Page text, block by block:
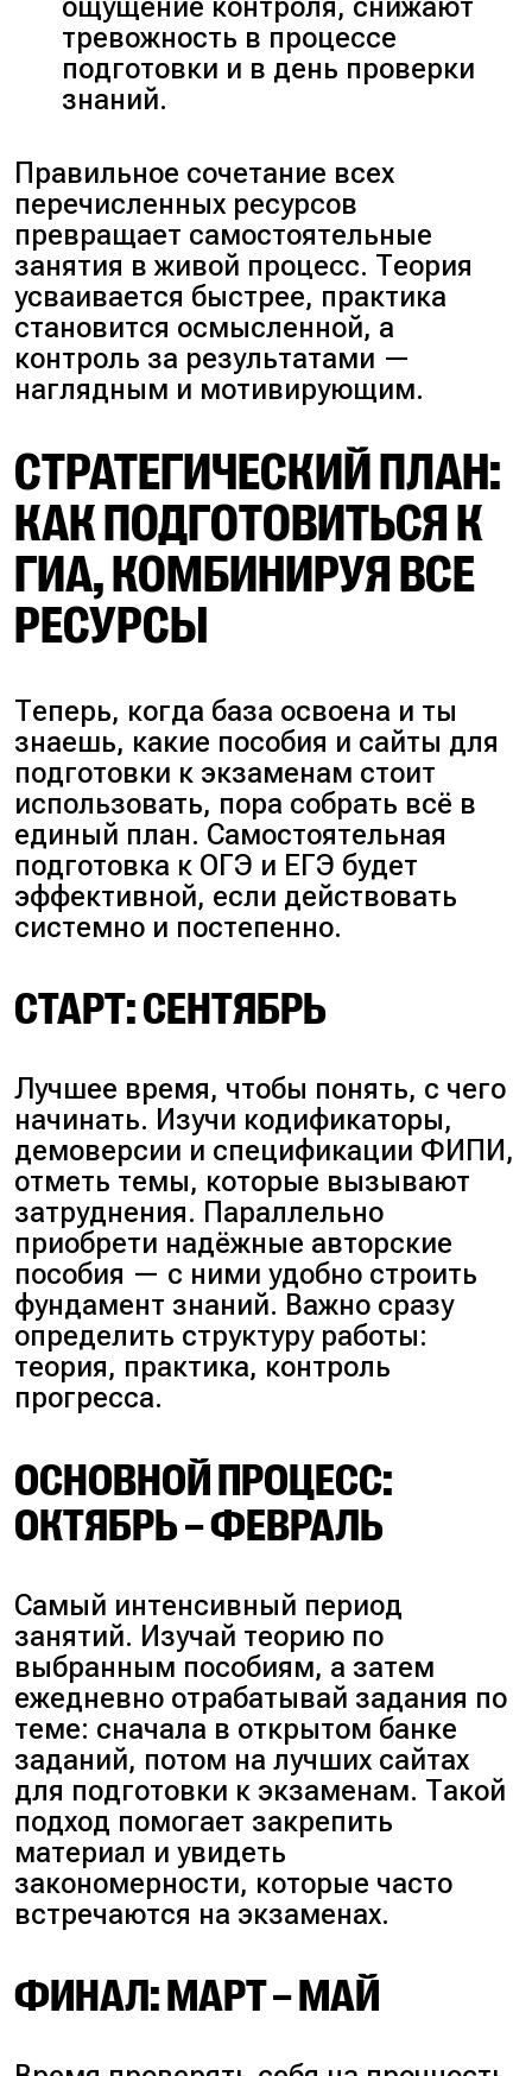
ощущение контроля, снижают
тревожность в процессе
подготовки и в день проверки
знаний.
Правильное сочетание всех
перечисленных ресурсов
превращает самостоятельные
занятия в живой процесс. Теория
усваивается быстрее, практика
становится осмысленной, а
контроль за результатами —
наглядным и мотивирующим.
СТРАТЕГИЧЕСКИЙ ПЛАН:
КАК ПОДГОТОВИТЬСЯ К
ГИА, КОМБИНИРУЯ ВСЕ
РЕСУРСЫ
Теперь, когда база освоена и ты
знаешь, какие пособия и сайты для
подготовки к экзаменам стоит
использовать, пора собрать всё в
единый план. Самостоятельная
подготовка к ОГЭ и ЕГЭ будет
эффективной, если действовать
системно и постепенно.
СТАРТ: СЕНТЯБРЬ
Лучшее время, чтобы понять, с чего
начинать. Изучи кодификаторы,
демоверсии и спецификации ФИПИ,
отметь темы, которые вызывают
затруднения. Параллельно
приобрети надёжные авторские
пособия — с ними удобно строить
фундамент знаний. Важно сразу
определить структуру работы:
теория, практика, контроль
прогресса.
ОСНОВНОЙ ПРОЦЕСС:
ОКТЯБРЬ – ФЕВРАЛЬ
Самый интенсивный период
занятий. Изучай теорию по
выбранным пособиям, а затем
ежедневно отрабатывай задания по
теме: сначала в открытом банке
заданий, потом на лучших сайтах
для подготовки к экзаменам. Такой
подход помогает закрепить
материал и увидеть
закономерности, которые часто
встречаются на экзаменах.
ФИНАЛ: МАРТ – МАЙ